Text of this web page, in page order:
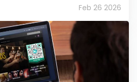
Feb 26 2026